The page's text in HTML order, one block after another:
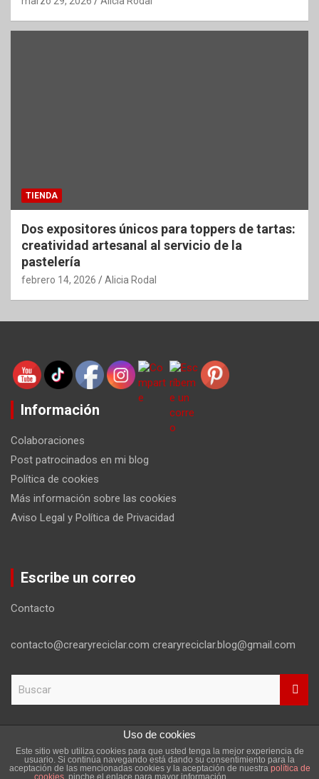
TIENDA
Dos expositores únicos para toppers de tartas:
creatividad artesanal al servicio de la
pastelería
febrero 14, 2026 Alicia Rodal
Información
Colaboraciones
Post patrocinados en mi blog
Política de cookies
Más información sobre las cookies
Aviso Legal y Política de Privacidad
Escribe un correo
Contacto
contacto@crearyreciclar.com crearyreciclar.blog@gmail.com
c
Copyright ©2026
Aviso Legal y Política de Privacidad
Uso de cookies
Este sitio web utiliza cookies para que usted tenga la mejor experiencia de
usuario. Si continúa navegando está dando su consentimiento para la
aceptación de las mencionadas cookies y la aceptación de nuestra política de
cookies , pinche el enlace para mayor información.